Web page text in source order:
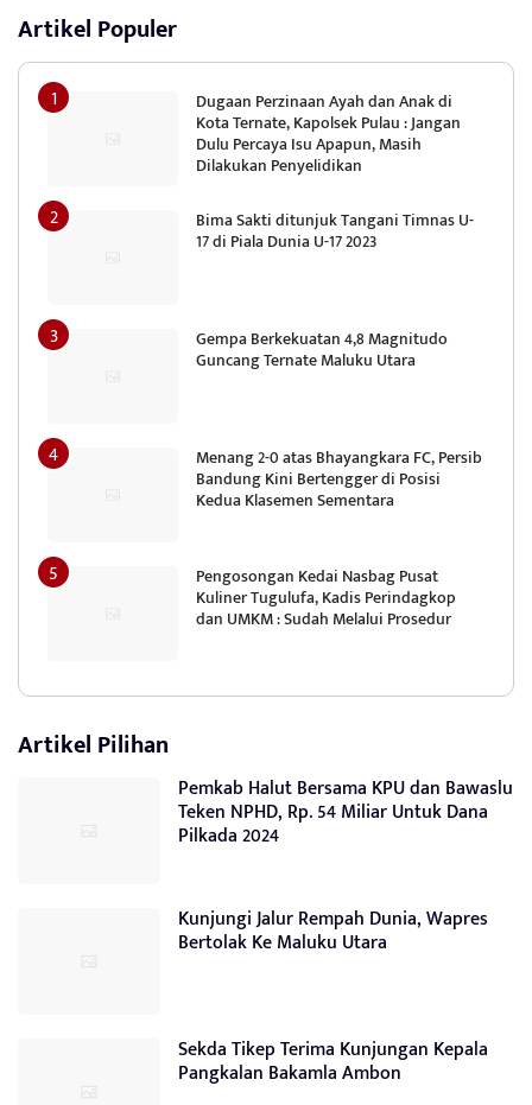
Artikel Populer
Dugaan Perzinaan Ayah dan Anak di
Kota Ternate, Kapolsek Pulau : Jangan
Dulu Percaya Isu Apapun, Masih
Dilakukan Penyelidikan
Bima Sakti ditunjuk Tangani Timnas U-
17 di Piala Dunia U-17 2023
Gempa Berkekuatan 4,8 Magnitudo
Guncang Ternate Maluku Utara
Menang 2-0 atas Bhayangkara FC, Persib
Bandung Kini Bertengger di Posisi
Kedua Klasemen Sementara
Pengosongan Kedai Nasbag Pusat
Kuliner Tugulufa, Kadis Perindagkop
dan UMKM : Sudah Melalui Prosedur
Artikel Pilihan
Pemkab Halut Bersama KPU dan Bawaslu
Teken NPHD, Rp. 54 Miliar Untuk Dana
Pilkada 2024
Kunjungi Jalur Rempah Dunia, Wapres
Bertolak Ke Maluku Utara
Sekda Tikep Terima Kunjungan Kepala
Pangkalan Bakamla Ambon